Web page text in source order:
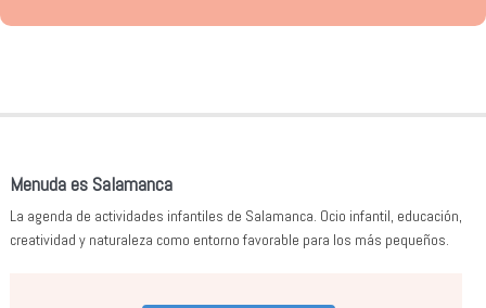
Menuda es Salamanca
La agenda de actividades infantiles de Salamanca. Ocio infantil, educación,
creatividad y naturaleza como entorno favorable para los más pequeños.